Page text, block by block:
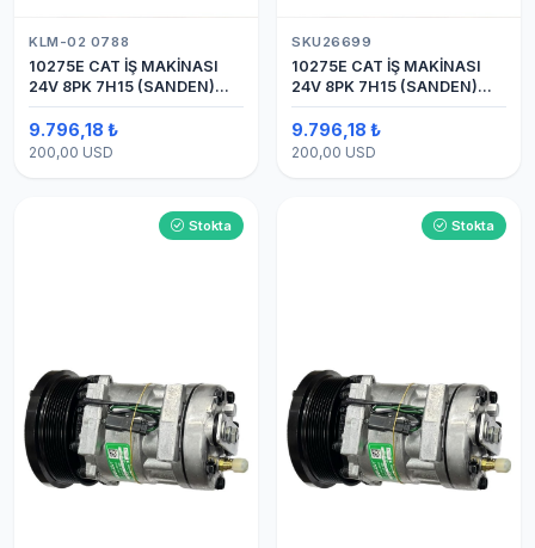
KLM-02 0788
10275E CAT İŞ MAKİNASI
24V 8PK 7H15 (SANDEN)
BLOK
9.796,18 ₺
200,00 USD
SKU26699
10275E CAT İŞ MAKİNASI
24V 8PK 7H15 (SANDEN)
BLOK SAPLAMALI KLİMA
KOMPRESÖRÜ
9.796,18 ₺
200,00 USD
Stokta Stokta